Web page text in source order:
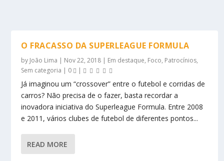
O FRACASSO DA SUPERLEAGUE FORMULA
by João Lima | Nov 22, 2018 | Em destaque, Foco, Patrocínios,
Sem categoria | 0 |
Já imaginou um “crossover” entre o futebol e corridas de
carros? Não precisa de o fazer, basta recordar a
inovadora iniciativa do Superleague Formula. Entre 2008
e 2011, vários clubes de futebol de diferentes pontos...
READ MORE